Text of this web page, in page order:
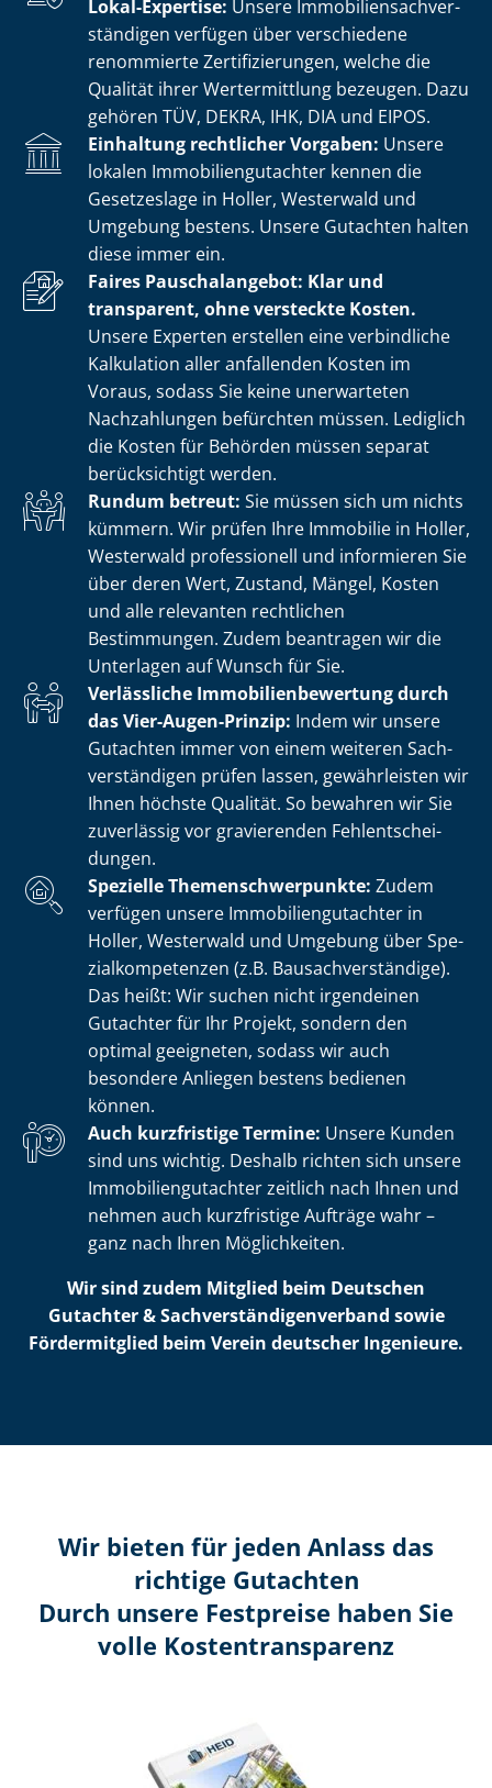
Lokal-Expertise: Unsere Im­mo­bi­li­en­sach­ver­
stän­di­gen verfügen über verschiedene
renommierte Zer­ti­fi­zie­run­gen, welche die
Qualität ihrer Wertermittlung bezeugen. Dazu
gehören TÜV, DEKRA, IHK, DIA und EIPOS.
Einhaltung rechtlicher Vorgaben: Unsere
lokalen Im­mo­bi­li­en­gut­ach­ter kennen die
Gesetzeslage in Holler, Westerwald und
Umgebung bestens. Unsere Gutachten halten
diese immer ein.
Faires Pauschalangebot: Klar und
transparent, ohne versteckte Kosten.
Unsere Experten erstellen eine verbindliche
Kalkulation aller anfallenden Kosten im
Voraus, sodass Sie keine unerwarteten
Nachzahlungen befürchten müssen. Lediglich
die Kosten für Behörden müssen separat
berücksichtigt werden.
Rundum betreut: Sie müssen sich um nichts
kümmern. Wir prüfen Ihre Immobilie in Holler,
Westerwald professionell und informieren Sie
über deren Wert, Zustand, Mängel, Kosten
und alle relevanten rechtlichen
Bestimmungen. Zudem beantragen wir die
Unterlagen auf Wunsch für Sie.
Verlässliche Im­mo­bi­li­en­be­wer­tung durch
das Vier-Augen-Prinzip: Indem wir unsere
Gutachten immer von einem weiteren Sach­
ver­stän­di­gen prüfen lassen, gewährleisten wir
Ihnen höchste Qualität. So bewahren wir Sie
zuverlässig vor gravierenden Fehl­ent­schei­
dun­gen.
Spezielle The­men­schwer­punk­te: Zudem
verfügen unsere Im­mo­bi­li­en­gut­ach­ter in
Holler, Westerwald und Umgebung über Spe­
zi­al­kom­pe­ten­zen (z.B. Bau­sach­ver­stän­di­ge).
Das heißt: Wir suchen nicht irgendeinen
Gutachter für Ihr Projekt, sondern den
optimal geeigneten, sodass wir auch
besondere Anliegen bestens bedienen
können.
Auch kurzfristige Termine: Unsere Kunden
sind uns wichtig. Deshalb richten sich unsere
Im­mo­bi­li­en­gut­ach­ter zeitlich nach Ihnen und
nehmen auch kurzfristige Aufträge wahr –
ganz nach Ihren Möglichkeiten.
Wir sind zudem Mitglied beim Deutschen
Gutachter & Sach­ver­stän­di­gen­ver­band sowie
Fördermitglied beim Verein deutscher Ingenieure.
Wir bieten für jeden Anlass das
richtige Gutachten
Durch unsere Festpreise haben Sie
volle Kosten­transparenz